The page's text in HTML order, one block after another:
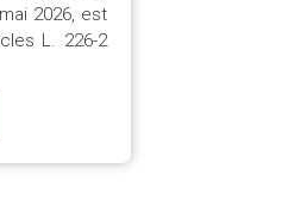
2026, est
L. 226-2